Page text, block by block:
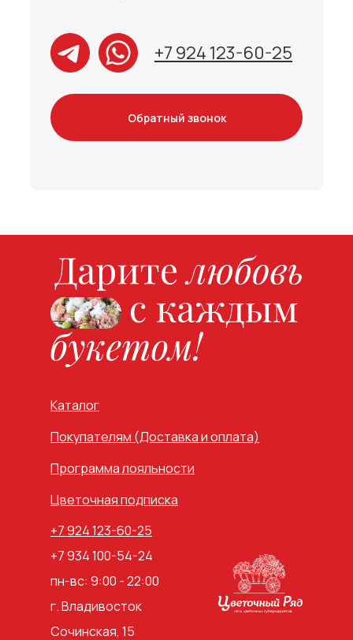
+7 924 123-60-25
Обратный звонок
Каталог
Покупателям (Доставка и оплата)
Программа лояльности
Цветочная подписка
+7 924 123-60-25
+7 934 100-54-24
пн-вс: 9:00 - 22:00
г. Владивосток
Сочинская, 15